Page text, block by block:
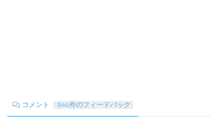
コメント 846件のフィードバック